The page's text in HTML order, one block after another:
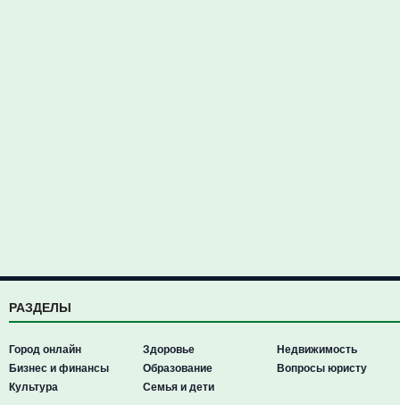
РАЗДЕЛЫ
Город онлайн
Бизнес и финансы
Культура
Здоровье
Образование
Семья и дети
Недвижимость
Вопросы юристу